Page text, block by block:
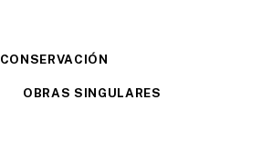
CONSERVACIÓN
OBRAS SINGULARES